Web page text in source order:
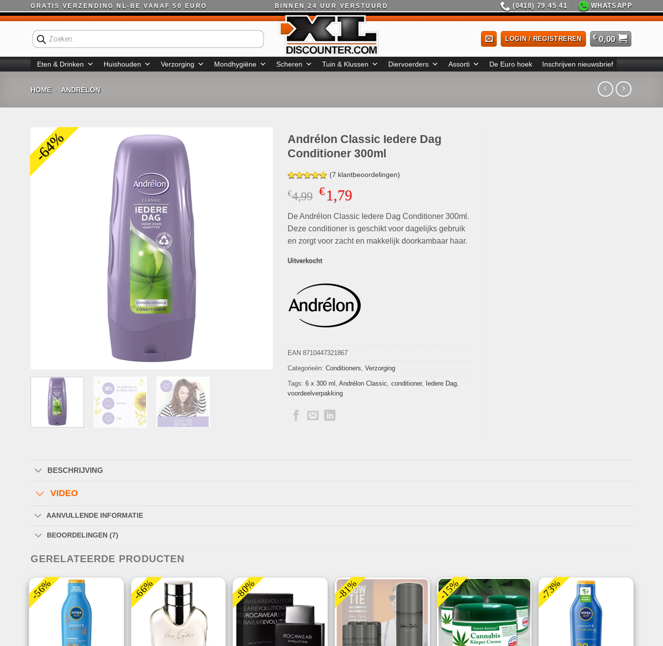
naar
GRATIS VERZENDING NL-BE VANAF 50 EURO BINNEN 24 UUR VERSTUURD (0418) 79 45 41 WHATSAPP
Producten
zoeken
LOGIN / REGISTREREN € 0,00
Eten & Drinken Huishouden Verzorging Mondhygiëne Scheren Tuin & Klussen Diervoerders Assorti De Euro hoek Inschrijven nieuwsbrief
HOME - ANDRELON
-64%
Andrélon Classic Iedere Dag
Conditioner 300ml
Gewaardeerd
4.67 op 5
gebaseerd
waarderingen
(7 klantbeoordelingen)
€4,99 Oorspronkelijke
prijs
was:
€4,99.
€1,79Huidige
is:
€1,79.
De Andrélon Classic Iedere Dag Conditioner 300ml.
Deze conditioner is geschikt voor dagelijks gebruik
en zorgt voor zacht en makkelijk doorkambaar haar.
Uitverkocht
EAN 8710447321867
Categorieën: Conditioners, Verzorging
Tags: 6 x 300 ml , Andrélon Classic, conditioner, Iedere Dag,
voordeelverpakking
BESCHRIJVING
VIDEO
AANVULLENDE INFORMATIE
BEOORDELINGEN (7)
GERELATEERDE PRODUCTEN
-56% -66% -80% -81% -15% -73%